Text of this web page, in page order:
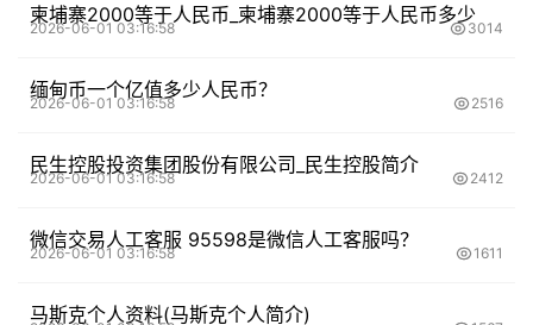
柬埔寨2000等于人民币_柬埔寨2000等于人民币多少
2026-06-01 03:16:58 3014
缅甸币一个亿值多少人民币？
2026-06-01 03:16:58 2516
民生控股投资集团股份有限公司_民生控股简介
2026-06-01 03:16:58 2412
微信交易人工客服 95598是微信人工客服吗？
2026-06-01 03:16:58 1611
马斯克个人资料(马斯克个人简介)